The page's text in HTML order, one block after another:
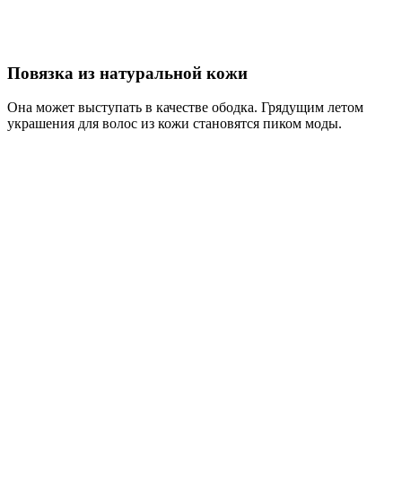
Повязка из натуральной кожи
Она может выступать в качестве ободка. Грядущим летом
украшения для волос из кожи становятся пиком моды.